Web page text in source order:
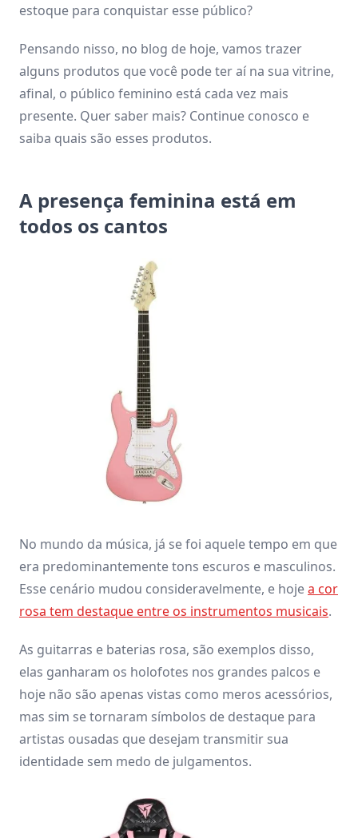
estoque para conquistar esse público?
Pensando nisso, no blog de hoje, vamos trazer
alguns produtos que você pode ter aí na sua vitrine,
afinal, o público feminino está cada vez mais
presente. Quer saber mais? Continue conosco e
saiba quais são esses produtos.
A presença feminina está em
todos os cantos
No mundo da música, já se foi aquele tempo em que
era predominantemente tons escuros e masculinos.
Esse cenário mudou consideravelmente, e hojea cor
rosa tem destaque entre os instrumentos musicais.
As guitarras e baterias rosa, são exemplos disso,
elas ganharam os holofotes nos grandes palcos e
hoje não são apenas vistas como meros acessórios,
mas sim se tornaram símbolos de destaque para
artistas ousadas que desejam transmitir sua
identidade sem medo de julgamentos.